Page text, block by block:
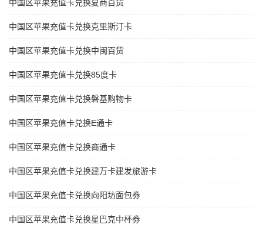
中国区苹果充值卡兑换夏商百货
中国区苹果充值卡兑换克里斯汀卡
中国区苹果充值卡兑换中闽百货
中国区苹果充值卡兑换85度卡
中国区苹果充值卡兑换磐基购物卡
中国区苹果充值卡兑换E通卡
中国区苹果充值卡兑换商通卡
中国区苹果充值卡兑换建万卡建发旅游卡
中国区苹果充值卡兑换向阳坊面包券
中国区苹果充值卡兑换星巴克中杯券